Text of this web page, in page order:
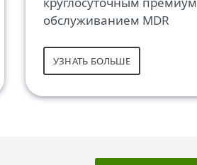
обслуживанием MDR
УЗНАТЬ БОЛЬШЕ